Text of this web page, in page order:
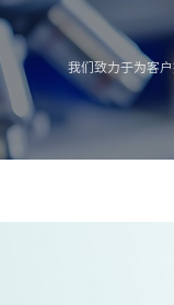
我们致力于为客